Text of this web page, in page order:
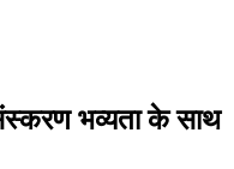
भव्यता के साथ